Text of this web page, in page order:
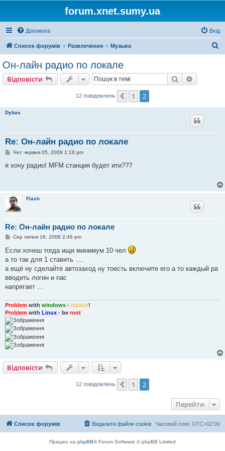
forum.xnet.sumy.ua
Допомога Вхід
Список форумів Развлечения Музыка
Он-лайн радио по локале
Відповісти Пошук
12 повідомлень Поперед.
1 2
Dybas
Re: Он-лайн радио по локале
П
в
е
н
н
Чет червня 05, 2008 1:16 pm
я хочу радио! MFM станция будет ити???
Flash
Re: Он-лайн радио по локале
П
в
і
д
о
м
л
е
н
Сер липня 16, 2008 2:46 pm
Если хочеш тогда ищи минимум 10 чел
а то так для 1 ставить ....
а ещё ну сделайте автозаход ну тоесть включите его а то каждый ра
вводить логин и пас
напрягает ...
Problem with windows - reboot!
Problem with Linux - be root
Відповісти
12 повідомлень Поперед.
1 2
Перейти
Список форумів Часовий пояс UTC+02:00
Видалити файли cookie
Працює на phpBB® Forum Software © phpBB Limited